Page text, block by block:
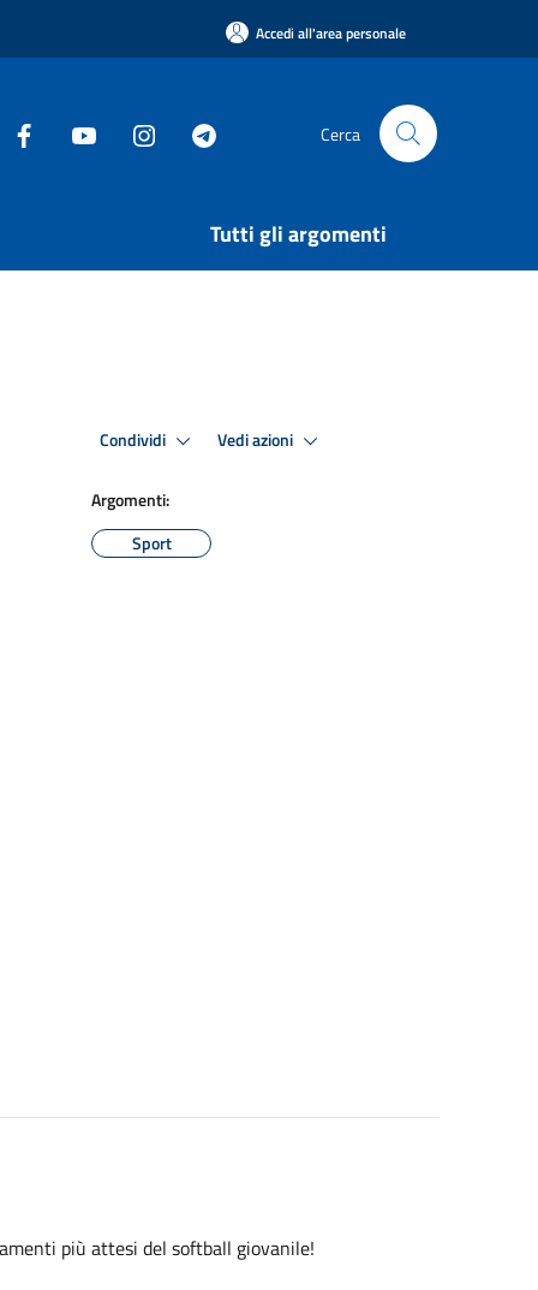
Accedi all'area personale
Cerca
Tutti gli argomenti
Condividi Vedi azioni
Argomenti:
Sport
più attesi del softball giovanile!